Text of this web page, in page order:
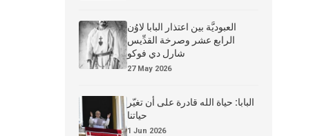
العبوديَّة بين اعتذار البابا لاوُن
الرابع عشر وصرخة القدِّيس
شارل دي فوكو
27 May 2026
البابا: حياة الله قادرة على أن تغيّر
حياتنا
1 Jun 2026